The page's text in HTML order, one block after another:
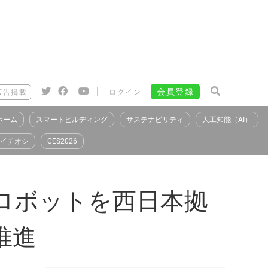
告掲載 | ログイン 会員登録
ーム スマートビルディング サステナビリティ 人工知能（AI）
イチオシ CES2026
ボットを西日本拠
進